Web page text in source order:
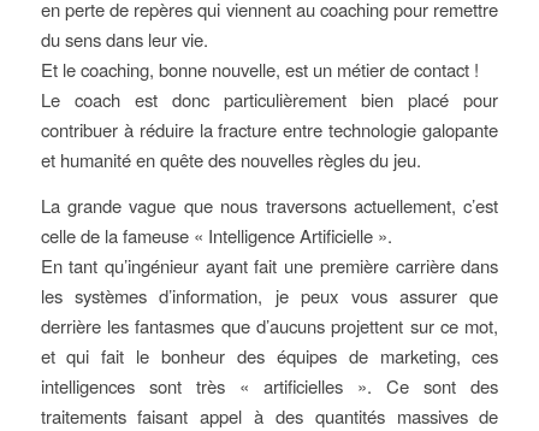
en perte de repères qui viennent au coaching pour remettre
du sens dans leur vie.
Et le coaching, bonne nouvelle, est un métier de contact !
Le coach est donc particulièrement bien placé pour
contribuer à réduire la fracture entre technologie galopante
et humanité en quête des nouvelles règles du jeu.
La grande vague que nous traversons actuellement, c’est
celle de la fameuse « Intelligence Artificielle ».
En tant qu’ingénieur ayant fait une première carrière dans
les systèmes d’information, je peux vous assurer que
derrière les fantasmes que d’aucuns projettent sur ce mot,
et qui fait le bonheur des équipes de marketing, ces
intelligences sont très « artificielles ». Ce sont des
traitements faisant appel à des quantités massives de